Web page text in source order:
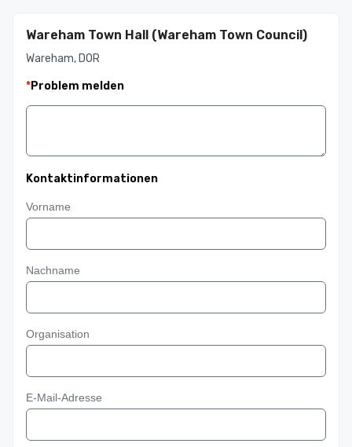
Wareham Town Hall (Wareham Town Council)
Wareham, DOR
*Problem melden
Kontaktinformationen
Vorname
Nachname
Organisation
E-Mail-Adresse